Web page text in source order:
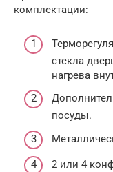
комплектации:
стекла
нагрева
посуды.
2 или 4